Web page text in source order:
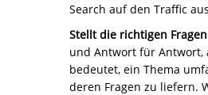
Search auf den Traffic
Stellt die richtigen
und Antwort für Antwort,
bedeutet, ein Thema
deren Fragen zu liefern.